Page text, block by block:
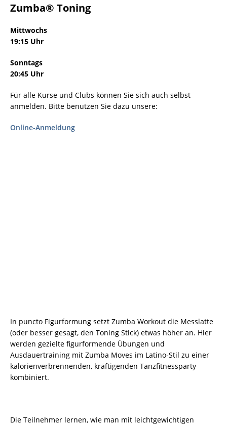
Zumba® Toning
Mittwochs
19:15 Uhr
Sonntags
20:45 Uhr
Für alle Kurse und Clubs können Sie sich auch selbst
anmelden. Bitte benutzen Sie dazu unsere:
Online-Anmeldung
In puncto Figurformung setzt Zumba Workout die Messlatte
(oder besser gesagt, den Toning Stick) etwas höher an. Hier
werden gezielte figurformende Übungen und
Ausdauertraining mit Zumba Moves im Latino-Stil zu einer
kalorienverbrennenden, kräftigenden Tanzfitnessparty
kombiniert.
Die Teilnehmer lernen, wie man mit leichtgewichtigen